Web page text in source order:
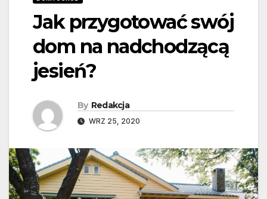
Jak przygotować swój
dom na nadchodzącą
jesień?
By Redakcja
WRZ 25, 2020